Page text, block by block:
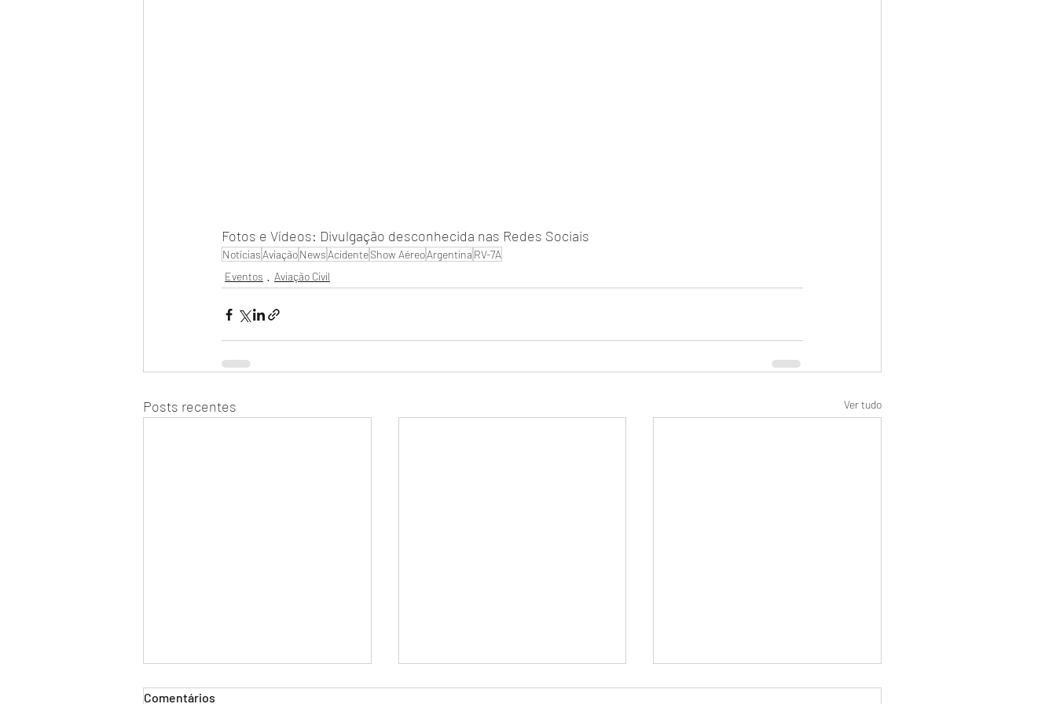
Fotos e Vídeos: Divulgação desconhecida nas Redes Sociais
Notícias AviaçãoNews AcidenteShow AéreoArgentina RV-7A
Eventos
Aviação Civil
Posts recentes Ver tudo
Comentários